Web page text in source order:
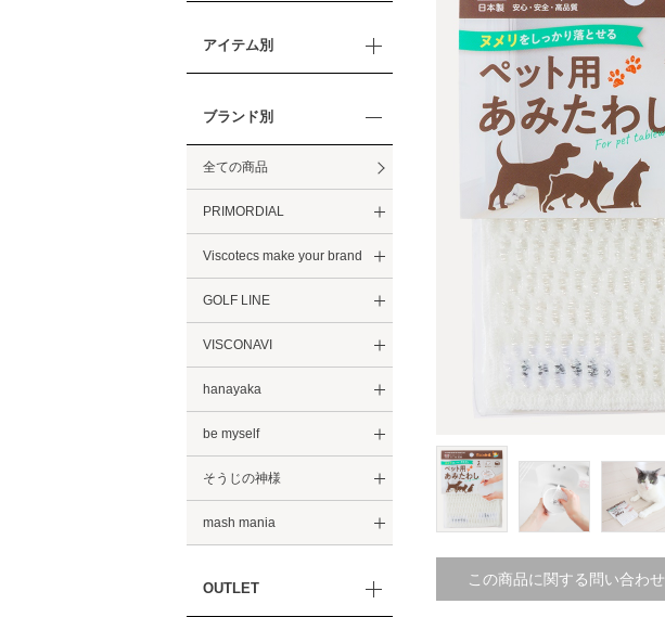
アイテム別
ブランド別
全ての商品
PRIMORDIAL
Viscotecs make your brand
GOLF LINE
VISCONAVI
hanayaka
be myself
そうじの神様
mash mania
OUTLET
この商品に関する問い合わせ